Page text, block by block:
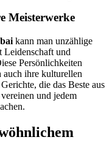
Meisterwerke
kann man unzählige
Leidenschaft und
Persönlichkeiten
ihre kulturellen
die das Beste aus
und jedem